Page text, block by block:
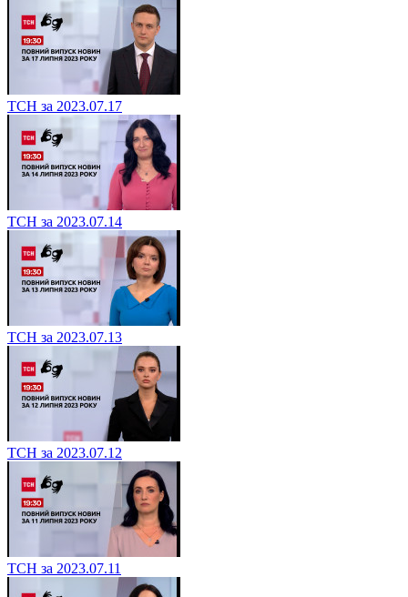
ТСН за 2023.07.17
ТСН за 2023.07.14
ТСН за 2023.07.13
ТСН за 2023.07.12
ТСН за 2023.07.11